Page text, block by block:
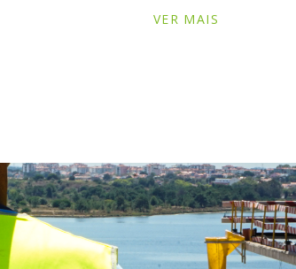
VER MAIS